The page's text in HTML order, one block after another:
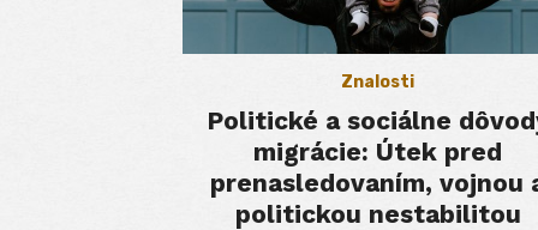
Znalosti
Politické a sociálne
migrácie: Útek pred
prenasledovaním, vojnou
politickou nestabilitou